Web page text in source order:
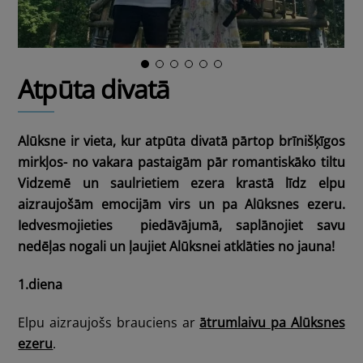
Atpūta divatā
Alūksne ir vieta, kur atpūta divatā pārtop brīnišķīgos
mirkļos- no vakara pastaigām pār romantiskāko tiltu
Vidzemē un saulrietiem ezera krastā līdz elpu
aizraujošām emocijām virs un pa Alūksnes ezeru.
Iedvesmojieties piedāvājumā, saplānojiet savu
nedēļas nogali un ļaujiet Alūksnei atklāties no jauna!
1.diena
Elpu aizraujošs brauciens arātrumlaivu pa Alūksnes
ezeru.